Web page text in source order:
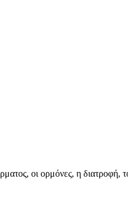
οι ορμόνες, η διατροφή,